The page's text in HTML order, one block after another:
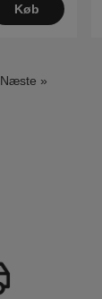
Køb
Næste »